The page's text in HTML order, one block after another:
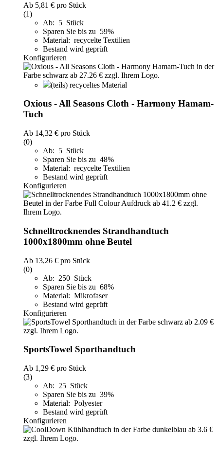
Ab 5,81 € pro Stück
(1)
Ab: 5 Stück
Sparen Sie bis zu 59%
Material: recycelte Textilien
Bestand wird geprüft
Konfigurieren
(teils) recyceltes Material
Oxious - All Seasons Cloth - Harmony Hamam-
Tuch
Ab 14,32 € pro Stück
(0)
Ab: 5 Stück
Sparen Sie bis zu 48%
Material: recycelte Textilien
Bestand wird geprüft
Konfigurieren
Schnelltrocknendes Strandhandtuch
1000x1800mm ohne Beutel
Ab 13,26 € pro Stück
(0)
Ab: 250 Stück
Sparen Sie bis zu 68%
Material: Mikrofaser
Bestand wird geprüft
Konfigurieren
SportsTowel Sporthandtuch
Ab 1,29 € pro Stück
(3)
Ab: 25 Stück
Sparen Sie bis zu 39%
Material: Polyester
Bestand wird geprüft
Konfigurieren